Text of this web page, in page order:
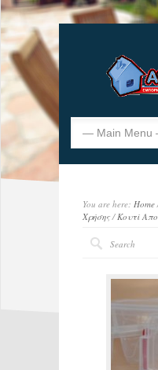
You are here: Home
Χρήσης/ Κουτί